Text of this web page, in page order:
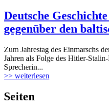
Deutsche
gegenüber den
Zum Jahrestag des Einmarschs
Jahren als Folge des Hitler-
Sprecherin...
>> weiterlesen
Seiten